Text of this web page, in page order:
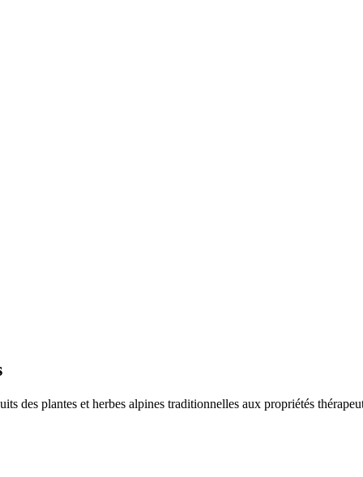
des plantes et herbes alpines traditionnelles aux propriétés